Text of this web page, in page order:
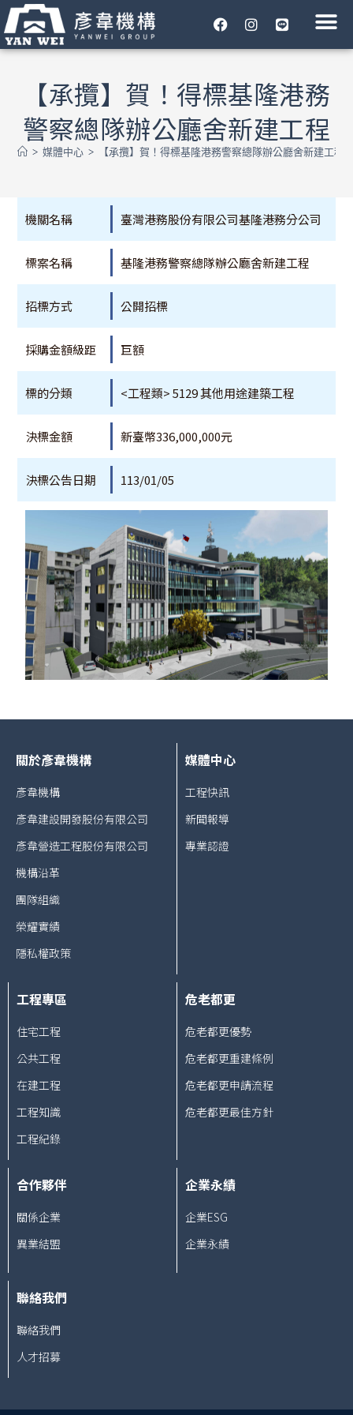
【承攬】賀！得標基隆港務
警察總隊辦公廳舍新建工程
> 媒體中心 > 【承攬】賀！得標基隆港務警察總隊辦公廳舍新建工程
機關名稱 臺灣港務股份有限公司基隆港務分公司
標案名稱 基隆港務警察總隊辦公廳舍新建工程
招標方式 公開招標
採購金額級距 巨額
標的分類 <工程類> 5129 其他用途建築工程
決標金額 新臺幣336,000,000元
決標公告日期 113/01/05
關於彥韋機構
彥韋機構
彥韋建設開發股份有限公司
彥韋營造工程股份有限公司
機構沿革
團隊組織
榮耀實績
隱私權政策
媒體中心
工程快訊
新聞報導
專業認證
工程專區
住宅工程
公共工程
在建工程
工程知識
工程紀錄
危老都更
危老都更優勢
危老都更重建條例
危老都更申請流程
危老都更最佳方針
合作夥伴
關係企業
異業結盟
企業永績
企業ESG
企業永績
聯絡我們
聯絡我們
人才招募